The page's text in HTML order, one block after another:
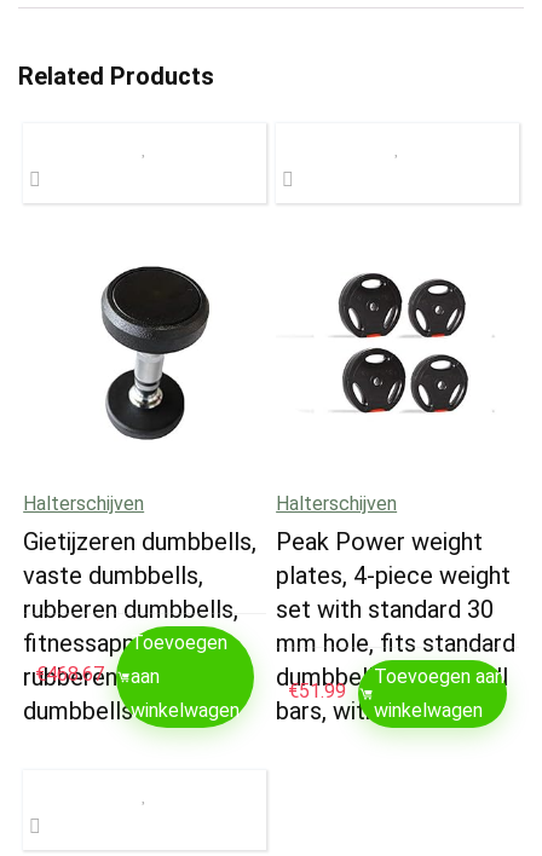
Related Products
Halterschijven
Gietijzeren dumbbells,
vaste dumbbells,
rubberen dumbbells,
fitnessapparatuur,
rubberen dumbbells,
dumbbells voor…
€468.67
Toevoegen
aan
winkelwagen
Halterschijven
Peak Power weight
plates, 4-piece weight
set with standard 30
mm hole, fits standard
dumbbells and barbell
bars, with…
€51.99
Toevoegen aan
winkelwagen